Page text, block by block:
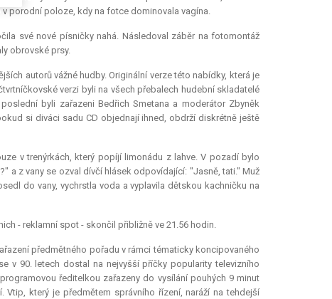
porodní poloze, kdy na fotce dominovala vagína.
své nové písničky nahá. Následoval záběr na fotomontáž
obrovské prsy.
autorů vážné hudby. Originální verze této nabídky, která je
verzi byli na všech přebalech hudební skladatelé
byli zařazeni Bedřich Smetana a moderátor Zbyněk
si diváci sadu CD objednají ihned, obdrží diskrétně ještě
v trenýrkách, který popíjí limonádu z lahve. V pozadí bylo
a z vany se ozval dívčí hlásek odpovídající: "Jasně, tati." Muž
do vany, vychrstla voda a vyplavila dětskou kachničku na
- reklamní spot - skončil přibližně ve 21.56 hodin.
předmětného pořadu v rámci tématicky koncipovaného
v 90. letech dostal na nejvyšší příčky popularity televizního
ředitelkou zařazeny do vysílání pouhých 9 minut
který je předmětem správního řízení, naráží na tehdejší